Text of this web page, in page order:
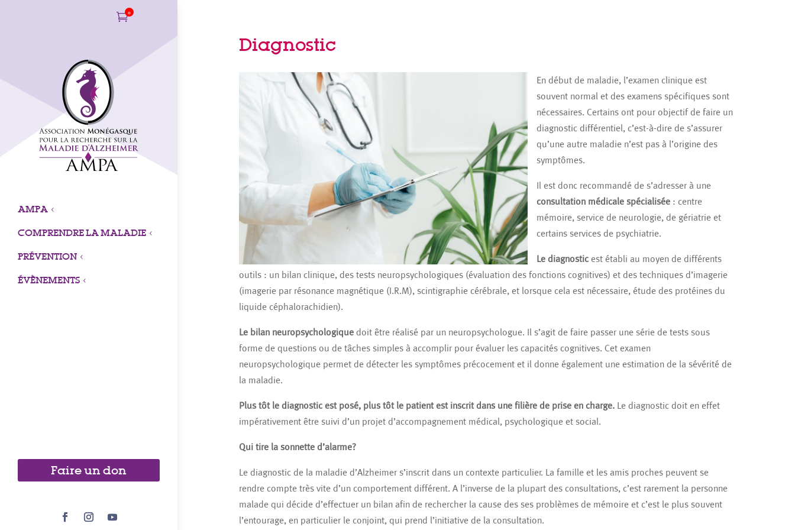
0
AMPA 3
COMPRENDRE LA MALADIE 3
PRÉVENTION3
ÉVÈNEMENTS 3
Faire un don
Diagnostic
En début de maladie, l’examen clinique est
souvent normal et des examens spécifiques sont
nécessaires. Certains ont pour objectif de faire un
diagnostic différentiel, c’est-à-dire de s’assurer
qu’une autre maladie n’est pas à l’origine des
symptômes.
Il est donc recommandé de s’adresser à une
consultation médicale spécialisée : centre
mémoire, service de neurologie, de gériatrie et
certains services de psychiatrie.
Le diagnostic est établi au moyen de différents
outils : un bilan clinique, des tests neuropsychologiques (évaluation des fonctions cognitives) et des techniques d’imagerie
(imagerie par résonance magnétique (I.R.M), scintigraphie cérébrale, et lorsque cela est nécessaire, étude des protéines du
liquide céphalorachidien).
Le bilan neuropsychologiquedoit être réalisé par un neuropsychologue. Il s’agit de faire passer une série de tests sous
forme de questions ou de tâches simples à accomplir pour évaluer les capacités cognitives. Cet examen
neuropsychologique permet de détecter les symptômes précocement et il donne également une estimation de la sévérité de
la maladie.
Plus tôt le diagnostic est posé, plus tôt le patient est inscrit dans une filière de prise en charge. Le diagnostic doit en effet
impérativement être suivi d’un projet d’accompagnement médical, psychologique et social.
Qui tire la sonnette d’alarme?
Le diagnostic de la maladie d’Alzheimer s’inscrit dans un contexte particulier. La famille et les amis proches peuvent se
rendre compte très vite d’un comportement différent. A l’inverse de la plupart des consultations, c’est rarement la personne
malade qui décide d’effectuer un bilan afin de rechercher la cause des ses problèmes de mémoire et c’est le plus souvent
l’entourage, en particulier le conjoint, qui prend l’initiative de la consultation.